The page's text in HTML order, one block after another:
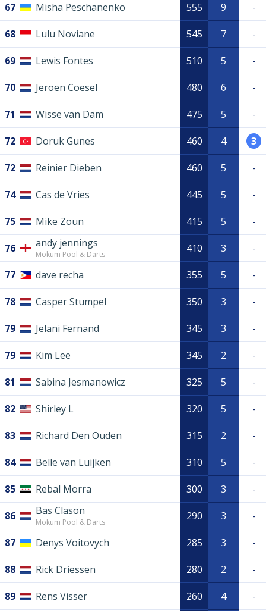
67 Misha Peschanenko 555 9 -
68 Lulu Noviane 545 7 -
69 Lewis Fontes 510 5 -
70 Jeroen Coesel 480 6 -
71 Wisse van Dam 475 5 -
72 Doruk Gunes 460 4 3
72 Reinier Dieben 460 5 -
74 Cas de Vries 445 5 -
75 Mike Zoun 415 5 -
76 andy jennings
Mokum Pool & Darts 410 3 -
77 dave recha 355 5 -
78 Casper Stumpel 350 3 -
79 Jelani Fernand 345 3 -
79 Kim Lee 345 2 -
81 Sabina Jesmanowicz 325 5 -
82 Shirley L 320 5 -
83 Richard Den Ouden 315 2 -
84 Belle van Luijken 310 5 -
85 Rebal Morra 300 3 -
86 Bas Clason
Mokum Pool & Darts 290 3 -
87 Denys Voitovych 285 3 -
88 Rick Driessen 280 2 -
89 Rens Visser 260 4 -